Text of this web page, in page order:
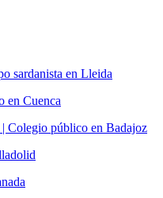
sardanista en Lleida
en Cuenca
Colegio público en Badajoz